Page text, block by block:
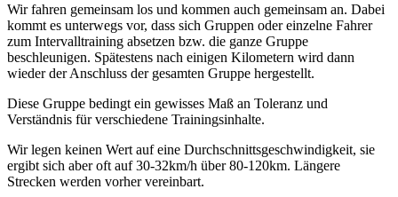
Wir fahren gemeinsam los und kommen auch gemeinsam an. Dabei
kommt es unterwegs vor, dass sich Gruppen oder einzelne Fahrer
zum Intervalltraining absetzen bzw. die ganze Gruppe
beschleunigen. Spätestens nach einigen Kilometern wird dann
wieder der Anschluss der gesamten Gruppe hergestellt.
Diese Gruppe bedingt ein gewisses Maß an Toleranz und
Verständnis für verschiedene Trainingsinhalte.
Wir legen keinen Wert auf eine Durchschnittsgeschwindigkeit, sie
ergibt sich aber oft auf 30-32km/h über 80-120km. Längere
Strecken werden vorher vereinbart.